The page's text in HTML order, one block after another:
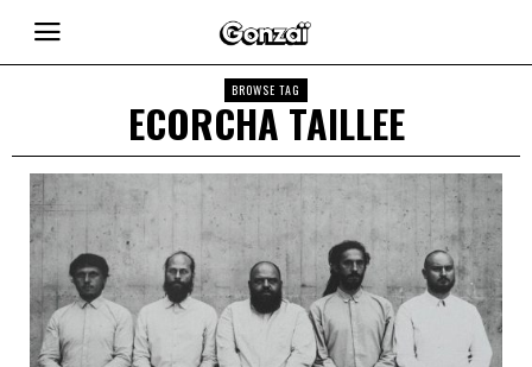
BROWSE TAG
ECORCHA TAILLEE